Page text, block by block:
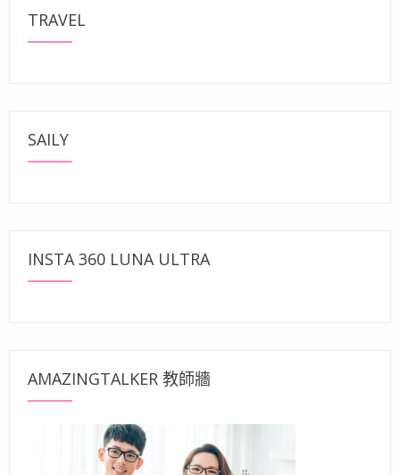
TRAVEL
SAILY
INSTA 360 LUNA ULTRA
AMAZINGTALKER 教師牆